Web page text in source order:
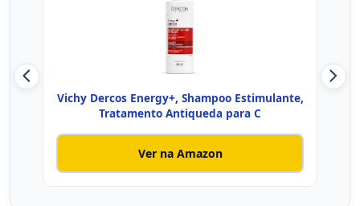
Vichy Dercos Energy+, Shampoo Estimulante,
Tratamento Antiqueda para C
Ver na Amazon